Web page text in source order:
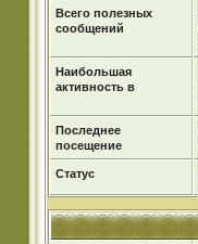
Всего полезных
сообщений
Наибольшая
активность в
Последнее
посещение
Статус